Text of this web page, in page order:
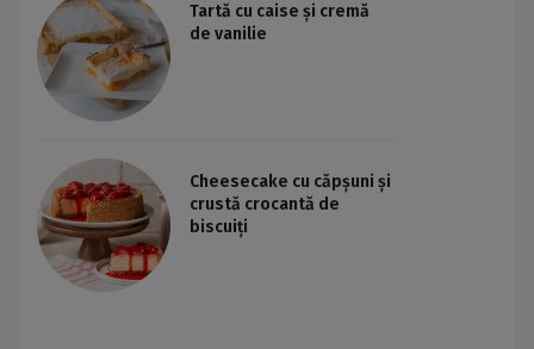
Tartă cu caise și cremă
de vanilie
Cheesecake cu căpșuni și
crustă crocantă de
biscuiți